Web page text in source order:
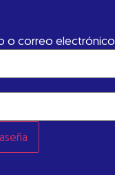
o correo electrónico